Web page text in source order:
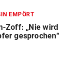
EMPÖRT
Zoff: „Nie wird
gesprochen“